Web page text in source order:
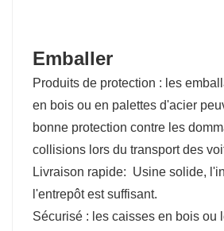
Emballer
Produits de protection : les
en bois ou en palettes d'acier
bonne protection contre les
collisions lors du transport des
Livraison rapide: Usine solide,
l'entrepôt est suffisant.
Sécurisé : les caisses en bois ou